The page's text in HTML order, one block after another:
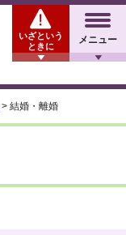
メニュー
いざという
ときに
> 結婚・離婚